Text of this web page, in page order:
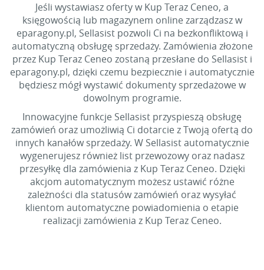
Jeśli wystawiasz oferty w Kup Teraz Ceneo, a
księgowością lub magazynem online zarządzasz w
eparagony.pl, Sellasist pozwoli Ci na bezkonfliktową i
automatyczną obsługę sprzedaży. Zamówienia złożone
przez Kup Teraz Ceneo zostaną przesłane do Sellasist i
eparagony.pl, dzięki czemu bezpiecznie i automatycznie
będziesz mógł wystawić dokumenty sprzedażowe w
dowolnym programie.
Innowacyjne funkcje Sellasist przyspieszą obsługę
zamówień oraz umożliwią Ci dotarcie z Twoją ofertą do
innych kanałów sprzedaży. W Sellasist automatycznie
wygenerujesz również list przewozowy oraz nadasz
przesyłkę dla zamówienia z Kup Teraz Ceneo. Dzięki
akcjom automatycznym możesz ustawić różne
zależności dla statusów zamówień oraz wysyłać
klientom automatyczne powiadomienia o etapie
realizacji zamówienia z Kup Teraz Ceneo.